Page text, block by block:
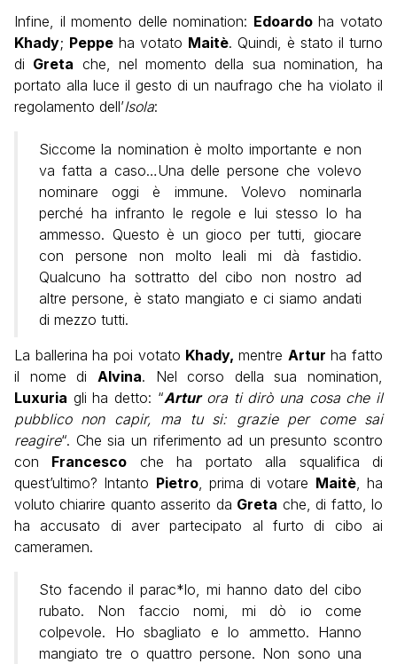
Infine, il momento delle nomination: Edoardoha votato
Khady; Peppe ha votato Maitè. Quindi, è stato il turno
di Greta che, nel momento della sua nomination, ha
portato alla luce il gesto di un naufrago che ha violato il
regolamento dell’Isola:
Siccome la nomination è molto importante e non
va fatta a caso…Una delle persone che volevo
nominare oggi è immune. Volevo nominarla
perché ha infranto le regole e lui stesso lo ha
ammesso. Questo è un gioco per tutti, giocare
con persone non molto leali mi dà fastidio.
Qualcuno ha sottratto del cibo non nostro ad
altre persone, è stato mangiato e ci siamo andati
di mezzo tutti.
La ballerina ha poi votato Khady,mentre Artur ha fatto
il nome di Alvina. Nel corso della sua nomination,
Luxuria gli ha detto: “Arturora ti dirò una cosa che il
pubblico non capir, ma tu si: grazie per come sai
reagire“. Che sia un riferimento ad un presunto scontro
con Francesco che ha portato alla squalifica di
quest’ultimo? Intanto Pietro, prima di votare Maitè, ha
voluto chiarire quanto asserito da Greta che, di fatto, lo
ha accusato di aver partecipato al furto di cibo ai
cameramen.
Sto facendo il parac*lo, mi hanno dato del cibo
rubato. Non faccio nomi, mi dò io come
colpevole. Ho sbagliato e lo ammetto. Hanno
mangiato tre o quattro persone. Non sono una